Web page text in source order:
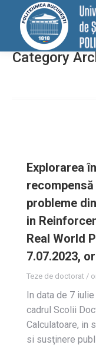
conținut
Category
Explorarea
probleme
in
Real World
7.07.2023,
Teze de doctorat /
In data de 7
cadrul Scolii
Calculatoare, in
si susţinere